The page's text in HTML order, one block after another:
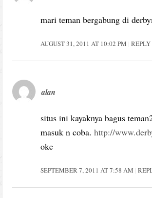
mari teman bergabung di
AUGUST 31, 2011 AT 10:02 PM REPLY
alan
situs ini kayaknya bagus
masuk n coba.http://
oke
SEPTEMBER 7, 2011 AT 7:58 AM